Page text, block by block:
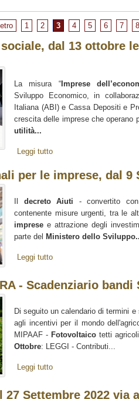
1 2 3 4 5 6 7 8
dal 13 ottobre
La misura “Imprese
Sviluppo Economico, in
Italiana (ABI) e Cassa Depositi e
crescita delle imprese che operano
utilità...
Leggi tutto
per le imprese, dal 9
decreto Aiuti - convertito
contenente misure urgenti, tra le
imprese e attrazione degli
parte del Ministero dello
Leggi tutto
- Scadenziario bandi
Di seguito un calendario di termini
agli incentivi per il mondo
MIPAAF - Fotovoltaicotetti
Ottobre: LEGGI - Contributi...
Leggi tutto
27 Settembre 2022 via